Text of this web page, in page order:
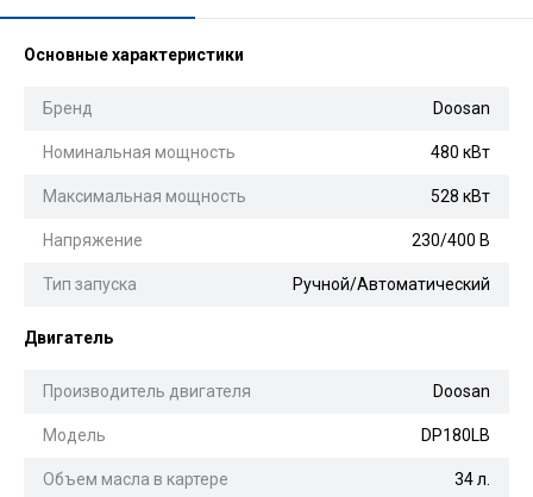
Основные характеристики
Бренд Doosan
Номинальная мощность 480 кВт
Максимальная мощность 528 кВт
Напряжение 230/400 В
Тип запуска Ручной/Автоматический
Двигатель
Производитель двигателя Doosan
Модель DP180LB
Объем масла в картере 34 л.